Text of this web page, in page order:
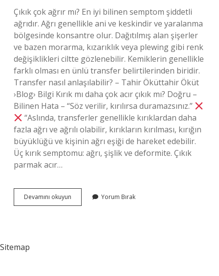
Çıkık çok ağrır mı? En iyi bilinen semptom şiddetli
ağrıdır. Ağrı genellikle ani ve keskindir ve yaralanma
bölgesinde konsantre olur. Dağıtılmış alan şişerler
ve bazen morarma, kızarıklık veya plewing gibi renk
değişiklikleri ciltte gözlenebilir. Kemiklerin genellikle
farklı olması en ünlü transfer belirtilerinden biridir.
Transfer nasıl anlaşılabilir? – Tahir Öküttahir Öküt
›Blog› Bilgi Kırık mı daha çok acır çıkık mı? Doğru –
Bilinen Hata – “Söz verilir, kırılırsa duramazsınız.”
“Aslında, transferler genellikle kırıklardan daha
fazla ağrı ve ağrılı olabilir, kırıkların kırılması, kırığın
büyüklüğü ve kişinin ağrı eşiği de hareket edebilir.
Üç kırık semptomu: ağrı, şişlik ve deformite. Çıkık
parmak acır…
Devamını okuyun
Çok
Yorum Bırak
Sitemap